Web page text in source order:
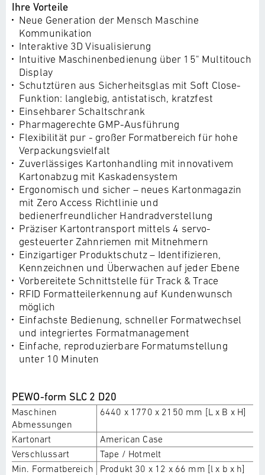
Ihre Vorteile
Neue Generation der Mensch Maschine
Kommunikation
Interaktive 3D Visualisierung
Intuitive Maschinenbedienung über 15" Multitouch
Display
Schutztüren aus Sicherheitsglas mit Soft Close-
Funktion: langlebig, antistatisch, kratzfest
Einsehbarer Schaltschrank
Pharmagerechte GMP-Ausführung
Flexibilität pur - großer Formatbereich für hohe
Verpackungsvielfalt
Zuverlässiges Kartonhandling mit innovativem
Kartonabzug mit Kaskadensystem
Ergonomisch und sicher – neues Kartonmagazin
mit Zero Access Richtlinie und
bedienerfreundlicher Handradverstellung
Präziser Kartontransport mittels 4 servo-
gesteuerter Zahnriemen mit Mitnehmern
Einzigartiger Produktschutz – Identifizieren,
Kennzeichnen und Überwachen auf jeder Ebene
Vorbereitete Schnittstelle für Track & Trace
RFID Formatteilerkennung auf Kundenwunsch
möglich
Einfachste Bedienung, schneller Formatwechsel
und integriertes Formatmanagement
Einfache, reproduzierbare Formatumstellung
unter 10 Minuten
PEWO-form SLC 2 D20
Maschinen
Abmessungen
6440 x 1770 x 2150 mm [L x B x H]
Kartonart
American Case
Verschlussart
Tape / Hotmelt
Min. Formatbereich
Produkt 30 x 12 x 66 mm [l x b x h]